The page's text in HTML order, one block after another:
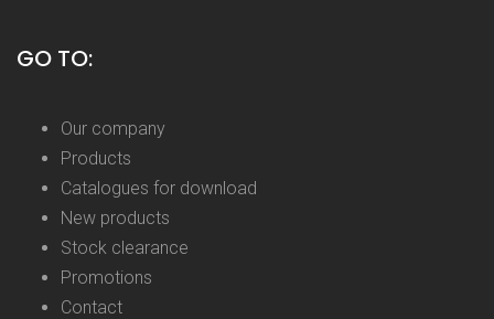
GO TO:
Our company
Products
Catalogues for download
New products
Stock clearance
Promotions
Contact